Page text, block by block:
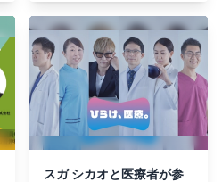
た。
スガ シカオと医療者が参